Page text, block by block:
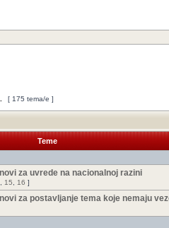
[ 175 tema/e ]
Teme
za uvrede na nacionalnoj razini
15 16 ]
za postavljanje tema koje nemaju